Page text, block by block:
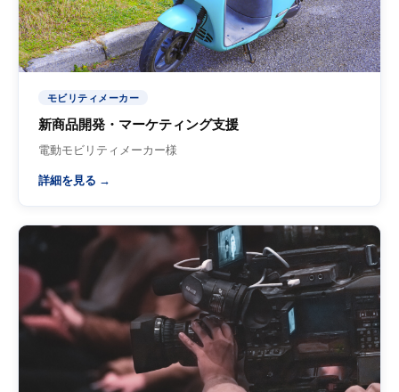
モビリティメーカー
新商品開発・マーケティング支援
電動モビリティメーカー様
詳細を見る →